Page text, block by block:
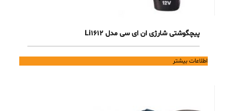
پیچگوشتی شارژی ان ای سی مدل Li1612
اطلاعات بیشتر